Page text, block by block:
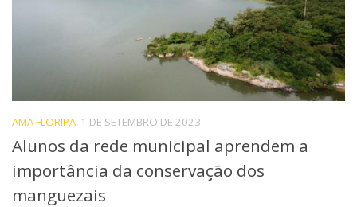
AMA FLORIPA 1 DE SETEMBRO DE 2023
Alunos da rede municipal aprendem a
importância da conservação dos
manguezais